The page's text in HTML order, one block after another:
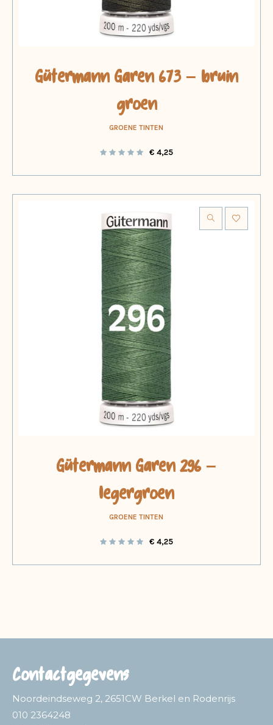
Gütermann Garen 673 – bruin
groen
GROENE TINTEN
€ 4,25
Gütermann Garen 296 –
legergroen
GROENE TINTEN
€ 4,25
Contactgegevens
Noordeindseweg 2, 2651CW Berkel en Rodenrijs
010 2364248